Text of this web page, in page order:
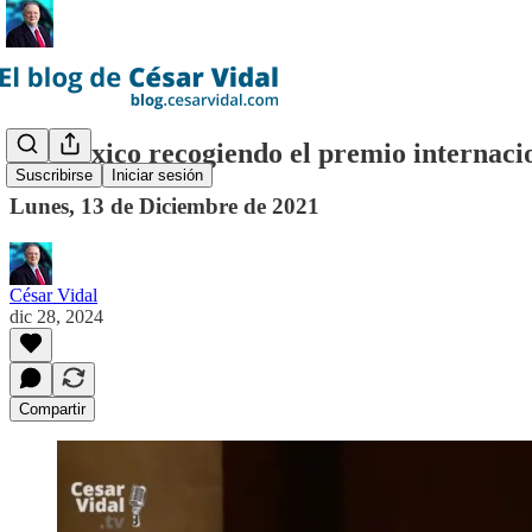
Suscribirse Iniciar sesión
En México recogiendo el premio
Lunes, 13 de Diciembre de 2021
César Vidal
dic 28, 2024
Compartir